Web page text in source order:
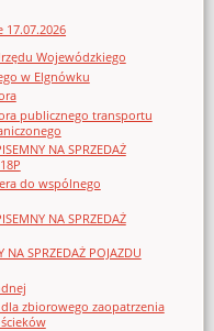
Wojewódzkiego
w Elgnówku
publicznego transportu
NA SPRZEDAŻ
do wspólnego
NA SPRZEDAŻ
NA SPRZEDAŻ POJAZDU
zbiorowego zaopatrzenia